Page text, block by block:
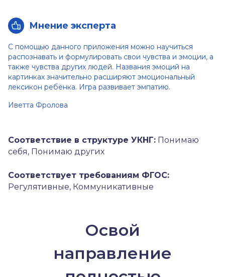
Мнение эксперта
С помощью данного приложения можно научиться
распознавать и формулировать свои чувства и эмоции, а
также чувства других людей. Названия эмоций на
картинках значительно расширяют эмоциональный
лексикон ребёнка. Игра развивает эмпатию.
Иветта Фролова
Соответствие в структуре УКНГ: Понимаю
себя, Понимаю других
Соответствует требованиям ФГОС:
Регулятивные, Коммуникативные
Освой
направление